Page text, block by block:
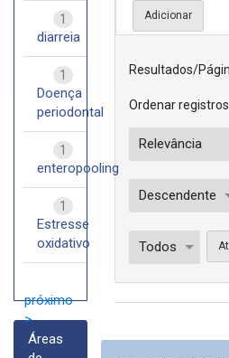
Resultados/
Ordenar
1
diarreia
1
Doença
periodontal
1
enteropooling
1
Estresse
oxidativo
próximo
>
Áreas